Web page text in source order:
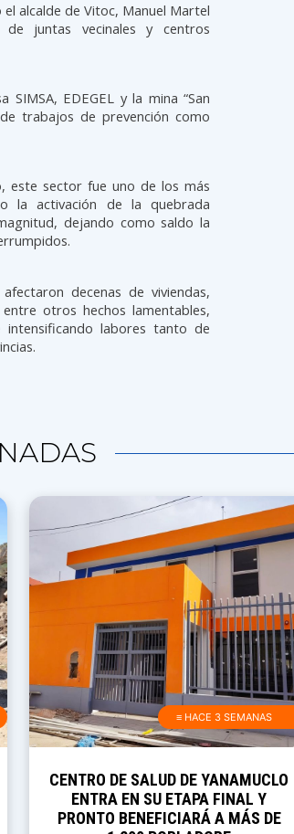
alcalde de Vitoc, Manuel Martel
de juntas vecinales y centros
EDEGEL y la mina “San
trabajos de prevención como
este sector fue uno de los más
la activación de la quebrada
dejando como saldo la
decenas de viviendas,
otros hechos lamentables,
labores tanto de
≡ HACE 3 SEMANAS
CENTRO DE SALUD DE YANAMUCLO
ENTRA EN SU ETAPA FINAL Y
PRONTO BENEFICIARÁ A MÁS DE